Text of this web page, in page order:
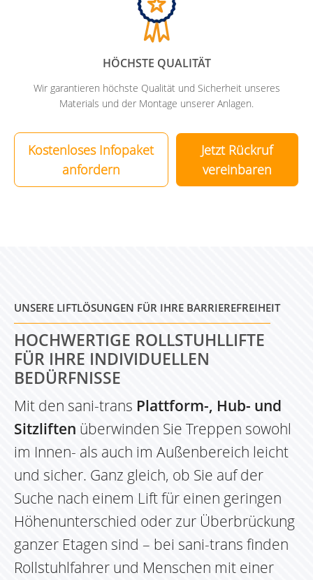
HÖCHSTE QUALITÄT
Wir garantieren höchste Qualität und Sicherheit unseres
Materials und der Montage unserer Anlagen.
Kostenloses Infopaket
anfordern
Jetzt Rückruf
vereinbaren
UNSERE LIFTLÖSUNGEN FÜR IHRE BARRIEREFREIHEIT
HOCHWERTIGE ROLLSTUHLLIFTE
FÜR IHRE INDIVIDUELLEN
BEDÜRFNISSE
Mit den sani-trans Plattform-, Hub- und
Sitzliften überwinden Sie Treppen sowohl
im Innen- als auch im Außenbereich leicht
und sicher. Ganz gleich, ob Sie auf der
Suche nach einem Lift für einen geringen
Höhenunterschied oder zur Überbrückung
ganzer Etagen sind – bei sani-trans finden
Rollstuhlfahrer und Menschen mit einer